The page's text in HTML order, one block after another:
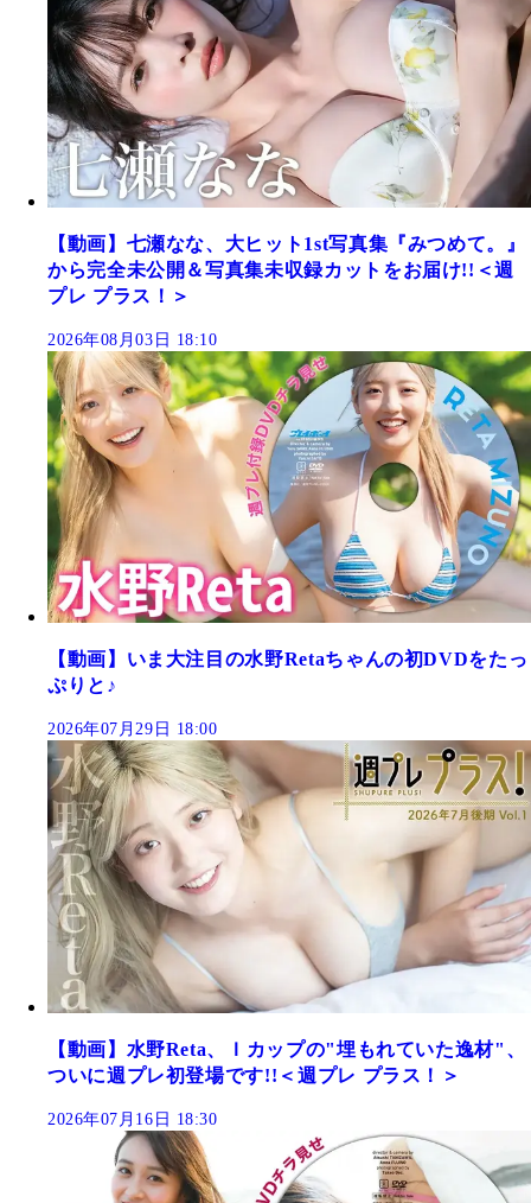
【動画】七瀬なな、大ヒット1st写真集『みつめて。』
から完全未公開＆写真集未収録カットをお届け!!＜週
プレ プラス！＞
2026年08月03日 18:10
【動画】いま大注目の水野Retaちゃんの初DVDをたっ
ぷりと♪
2026年07月29日 18:00
【動画】水野Reta、Ｉカップの"埋もれていた逸材"、
ついに週プレ初登場です!!＜週プレ プラス！＞
2026年07月16日 18:30